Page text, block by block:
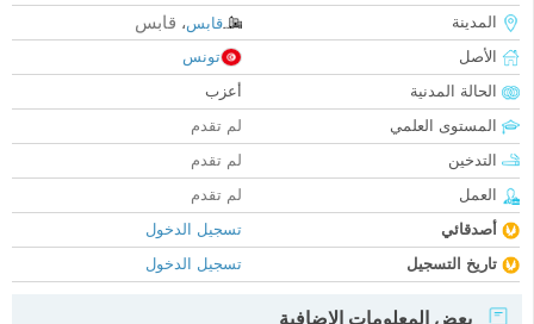
المدينة
قابس، قابس
الأصل
تونس
الحالة المدنية
أعزب
المستوى العلمي
لم تقدم
التدخين
لم تقدم
العمل
لم تقدم
أصدقائي
تسجيل الدخول
تاريخ التسجيل
تسجيل الدخول
بعض المعلومات الإضافية